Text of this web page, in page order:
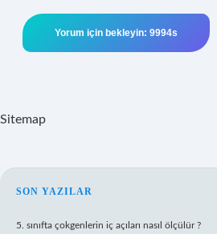
Sitemap
SIDEBAR
SON YAZILAR
5. sınıfta çokgenlerin iç açıları nasıl ölçülür ?